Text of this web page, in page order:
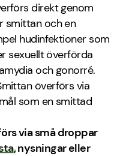
direkt genom
smittan och en
hudinfektioner som
sexuellt överförda
och gonorré.
överförs via
som en smittad
via små droppar
, nysningar eller